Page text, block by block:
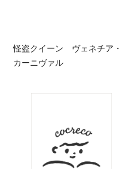
怪盗クイーン ヴェネチア・
カーニヴァル